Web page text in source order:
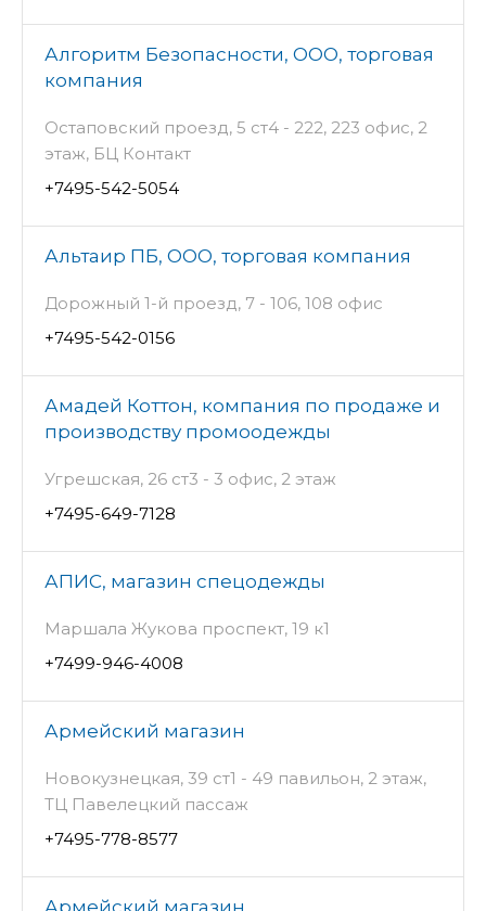
Алгоритм Безопасности, ООО, торговая
компания
Остаповский проезд, 5 ст4 - 222, 223 офис, 2
этаж, БЦ Контакт
+7495-542-5054
Альтаир ПБ, ООО, торговая компания
Дорожный 1-й проезд, 7 - 106, 108 офис
+7495-542-0156
Амадей Коттон, компания по продаже и
производству промоодежды
Угрешская, 26 ст3 - 3 офис, 2 этаж
+7495-649-7128
АПИС, магазин спецодежды
Маршала Жукова проспект, 19 к1
+7499-946-4008
Армейский магазин
Новокузнецкая, 39 ст1 - 49 павильон, 2 этаж,
ТЦ Павелецкий пассаж
+7495-778-8577
Армейский магазин